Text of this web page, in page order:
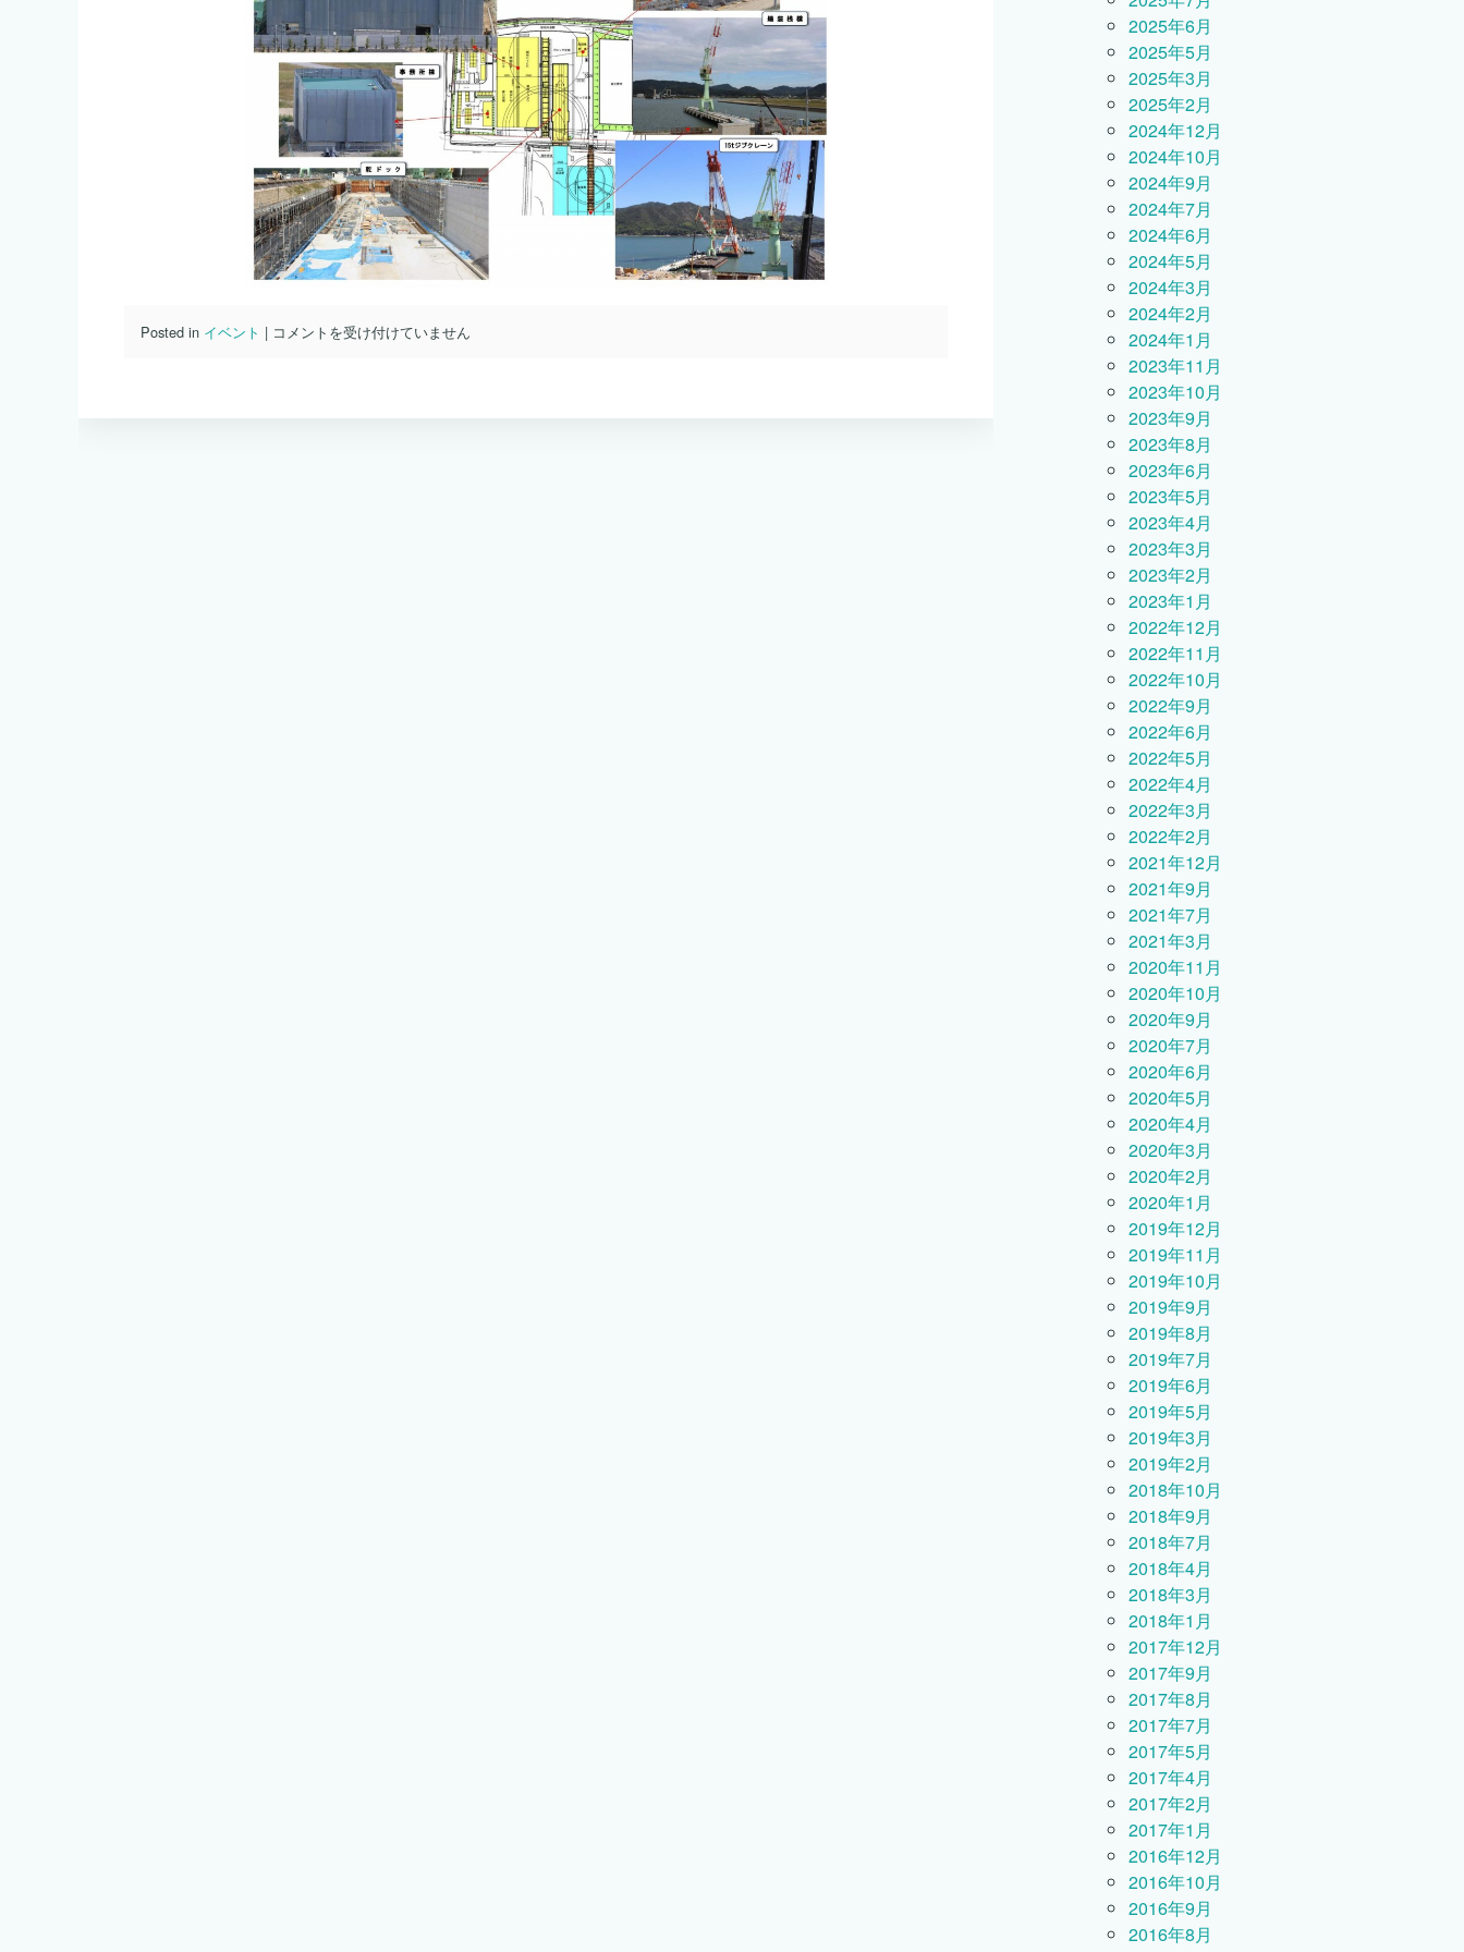
Posted in イベント | ９
コメントを受け付けていません
2025年6月
2025年5月
2025年3月
2025年2月
2024年12月
2024年10月
2024年9月
2024年7月
2024年6月
2024年5月
2024年3月
2024年2月
2024年1月
2023年11月
2023年10月
2023年9月
2023年8月
2023年6月
2023年5月
2023年4月
2023年3月
2023年2月
2023年1月
2022年12月
2022年11月
2022年10月
2022年9月
2022年6月
2022年5月
2022年4月
2022年3月
2022年2月
2021年12月
2021年9月
2021年7月
2021年3月
2020年11月
2020年10月
2020年9月
2020年7月
2020年6月
2020年5月
2020年4月
2020年3月
2020年2月
2020年1月
2019年12月
2019年11月
2019年10月
2019年9月
2019年8月
2019年7月
2019年6月
2019年5月
2019年3月
2019年2月
2018年10月
2018年9月
2018年7月
2018年4月
2018年3月
2018年1月
2017年12月
2017年9月
2017年8月
2017年7月
2017年5月
2017年4月
2017年2月
2017年1月
2016年12月
2016年10月
2016年9月
2016年8月